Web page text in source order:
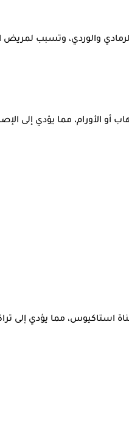
والرمادي والوردي، وتسبب
الأورام، مما يؤدي إلى
استاكيوس، مما يؤدي إلى